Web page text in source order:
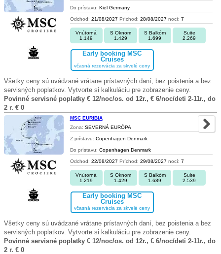
Do prístavu: Kiel Germany
Odchod: 21/08/2027 Príchod: 28/08/2027 nocí: 7
Vnútorná
1.149
S Oknom
1.429
S Balkóm
1.699
Suite
2.269
Early booking MSC
Cruises
včasná rezervácia za skvelé ceny
Všetky ceny sú uvádzané vrátane prístavných daní, bez poistenia a bez
servisných poplatkov. Vytvorte si kalkuláciu pre zobrazenie ceny.
Povinné servisné poplatky € 12/noc/os. od 12r., € 6/noc/deti 2-11r., do
2 r. € 0
MSC EURIBIA
Zona: SEVERNÁ EURÓPA
Z prístavu: Copenhagen Denmark
Do prístavu: Copenhagen Denmark
Odchod: 22/08/2027 Príchod: 29/08/2027 nocí: 7
Vnútorná
1.219
S Oknom
1.429
S Balkóm
1.689
Suite
2.539
Early booking MSC
Cruises
včasná rezervácia za skvelé ceny
Všetky ceny sú uvádzané vrátane prístavných daní, bez poistenia a bez
servisných poplatkov. Vytvorte si kalkuláciu pre zobrazenie ceny.
Povinné servisné poplatky € 12/noc/os. od 12r., € 6/noc/deti 2-11r., do
2 r. € 0